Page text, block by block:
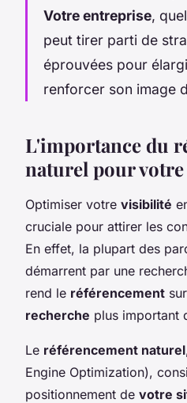
Votre entreprise,
peut tirer parti de
éprouvées pour
renforcer son image
L'importance du
naturel pour
Optimiser votre visibilité
cruciale pour attirer les
En effet, la plupart des
démarrent par une
rend le référencement
recherche plus important
Le référencement naturel
Engine Optimization),
positionnement de votre